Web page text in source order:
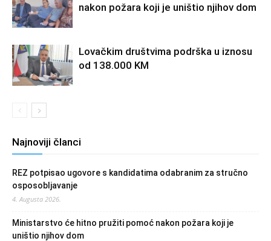
nakon požara koji je uništio njihov dom
Lovačkim društvima podrška u iznosu
od 138.000 KM
Najnoviji članci
REZ potpisao ugovore s kandidatima odabranim za stručno
osposobljavanje
4. Augusta 2026.
Ministarstvo će hitno pružiti pomoć nakon požara koji je
uništio njihov dom